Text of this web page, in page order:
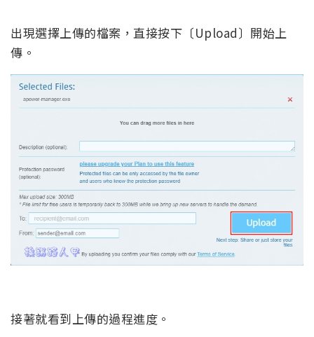
出現選擇上傳的檔案，直接按下〔Upload〕開始上
傳。
接著就看到上傳的過程進度。